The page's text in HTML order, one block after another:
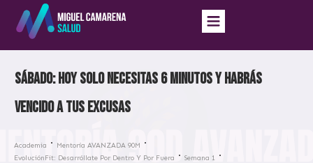
Sábado: hoy solo necesitas 6 minutos y habrás
vencido a tus excusas
Academia
Mentoría AVANZADA 90M
EvoluciónFit: Desarróllate Por Dentro Y Por Fuera
Semana 1